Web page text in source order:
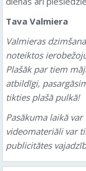
Tava Valmiera
Valmieras
noteiktos
Plašāk par tiem
atbildīgi,
tikties plašā pulkā!
Pasākuma laikā
videomateriāli var
publicitātes